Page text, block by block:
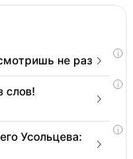
i
не раз
i
слов!
i
Усольцева: